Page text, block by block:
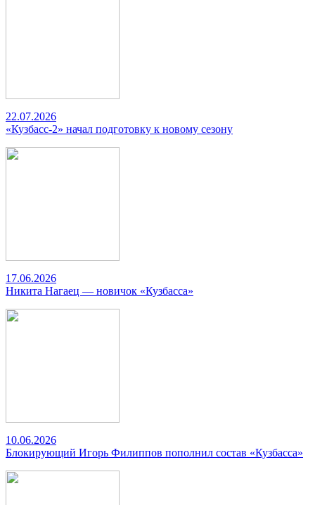
22.07.2026
«Кузбасс-2» начал подготовку к новому сезону
17.06.2026
Никита Нагаец — новичок «Кузбасса»
10.06.2026
Блокирующий Игорь Филиппов пополнил состав «Кузбасса»